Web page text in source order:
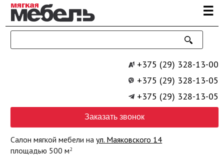
Перейти к основному содержанию ☰
+375 (29) 328-13-00
+375 (29) 328-13-05
+375 (29) 328-13-05
Заказать звонок
Салон мягкой мебели наул. Маяковского 14
площадью 500 м2